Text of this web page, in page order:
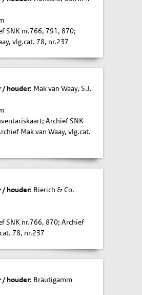
SNK nr.766, 791, 870;
vlg.cat. 78, nr.237
/ houder: Mak van Waay, S.J.
Archief SNK
Mak van Waay, vlg.cat.
/ houder: Bierich & Co.
SNK nr.766, 870; Archief
78, nr.237
/ houder: Bräutigamm